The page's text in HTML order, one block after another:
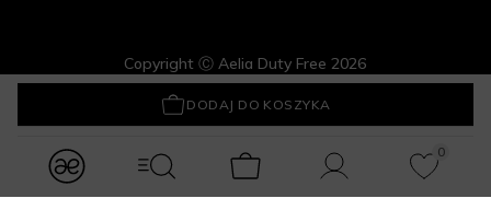
modules.Navbar.menuLabels.logo
modules.Navbar.menuLabels.menuWithSearch
Koszyk Konto
0
Ulubione
DODAJ DO KOSZYKA
Copyright Ⓒ Aelia Duty Free 2026